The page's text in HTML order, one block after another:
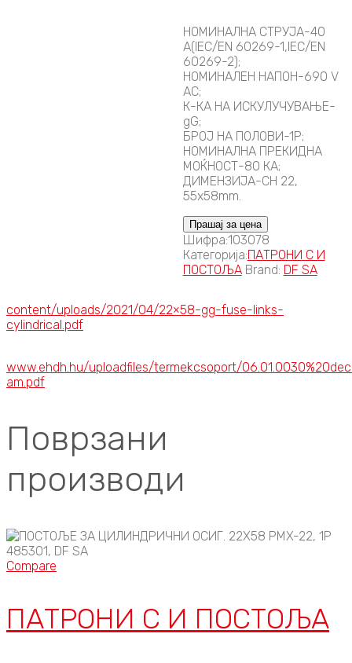
НОМИНАЛНА СТРУЈА-40
A(IEC/EN 60269-1,IEC/EN
60269-2);
НОМИНАЛЕН НАПОН-690 V
AC;
К-КА НА ИСКУЛУЧУВАЊЕ-
gG;
БРОЈ НА ПОЛОВИ-1P;
НОМИНАЛНА ПРЕКИДНА
МОЌНОСТ-80 КА;
ДИМЕНЗИЈА-CH 22,
55x58mm.
Прашај за цена
Шифра:103078
Категорија:ПАТРОНИ C И
ПОСТОЉА Brand: DF SA
content/uploads/2021/04/22×58-gg-fuse-links-
cylindrical.pdf
www.ehdh.hu/uploadfiles/termekcsoport/
am.pdf
Поврзани
производи
Compare
ПАТРОНИ C И ПОСТОЉА